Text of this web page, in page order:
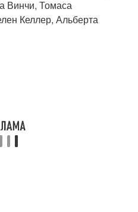
Винчи, Томаса
Келлер, Альберта